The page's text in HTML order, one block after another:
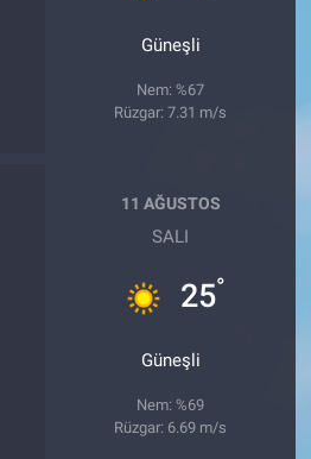
Güneşli
Nem: %67
Rüzgar: 7.31 m/s
11 AĞUSTOS
SALI
25°
Güneşli
Nem: %69
Rüzgar: 6.69 m/s